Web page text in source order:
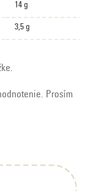
14 g
3,5 g
Prosím